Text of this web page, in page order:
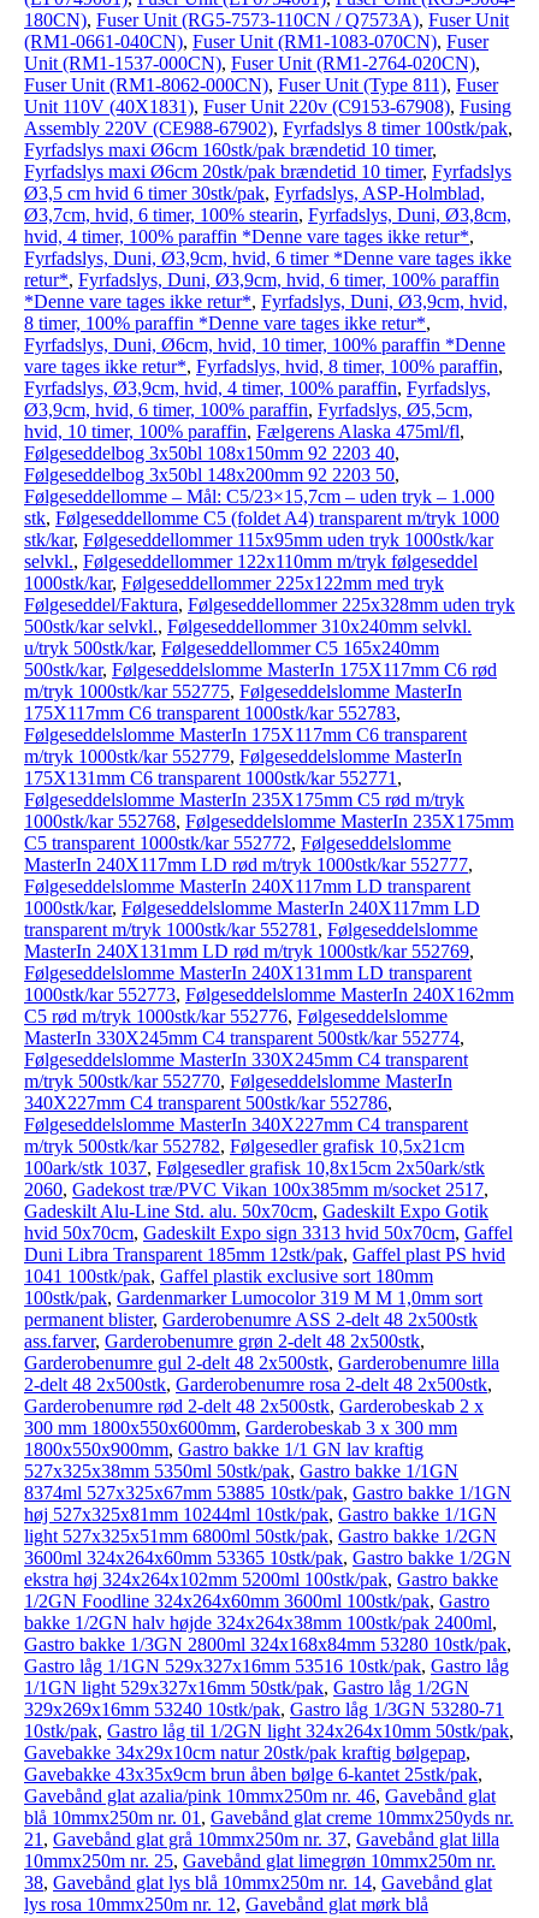
180CN), Fuser Unit (RG5-7573-110CN / Q7573A), Fuser Unit
(RM1-0661-040CN), Fuser Unit (RM1-1083-070CN), Fuser
Unit (RM1-1537-000CN), Fuser Unit (RM1-2764-020CN),
Fuser Unit (RM1-8062-000CN), Fuser Unit (Type 811), Fuser
Unit 110V (40X1831), Fuser Unit 220v (C9153-67908), Fusing
Assembly 220V (CE988-67902), Fyrfadslys 8 timer 100stk/pak,
Fyrfadslys maxi Ø6cm 160stk/pak brændetid 10 timer,
Fyrfadslys maxi Ø6cm 20stk/pak brændetid 10 timer, Fyrfadslys
Ø3,5 cm hvid 6 timer 30stk/pak, Fyrfadslys, ASP-Holmblad,
Ø3,7cm, hvid, 6 timer, 100% stearin, Fyrfadslys, Duni, Ø3,8cm,
hvid, 4 timer, 100% paraffin *Denne vare tages ikke retur*,
Fyrfadslys, Duni, Ø3,9cm, hvid, 6 timer *Denne vare tages ikke
retur*, Fyrfadslys, Duni, Ø3,9cm, hvid, 6 timer, 100% paraffin
*Denne vare tages ikke retur*, Fyrfadslys, Duni, Ø3,9cm, hvid,
8 timer, 100% paraffin *Denne vare tages ikke retur*,
Fyrfadslys, Duni, Ø6cm, hvid, 10 timer, 100% paraffin *Denne
vare tages ikke retur*, Fyrfadslys, hvid, 8 timer, 100% paraffin,
Fyrfadslys, Ø3,9cm, hvid, 4 timer, 100% paraffin, Fyrfadslys,
Ø3,9cm, hvid, 6 timer, 100% paraffin, Fyrfadslys, Ø5,5cm,
hvid, 10 timer, 100% paraffin, Fælgerens Alaska 475ml/fl,
Følgeseddelbog 3x50bl 108x150mm 92 2203 40,
Følgeseddelbog 3x50bl 148x200mm 92 2203 50,
Følgeseddellomme – Mål: C5/23×15,7cm – uden tryk – 1.000
stk, Følgeseddellomme C5 (foldet A4) transparent m/tryk 1000
stk/kar, Følgeseddellommer 115x95mm uden tryk 1000stk/kar
selvkl., Følgeseddellommer 122x110mm m/tryk følgeseddel
1000stk/kar, Følgeseddellommer 225x122mm med tryk
Følgeseddel/Faktura, Følgeseddellommer 225x328mm uden tryk
500stk/kar selvkl., Følgeseddellommer 310x240mm selvkl.
u/tryk 500stk/kar, Følgeseddellommer C5 165x240mm
500stk/kar, Følgeseddelslomme MasterIn 175X117mm C6 rød
m/tryk 1000stk/kar 552775, Følgeseddelslomme MasterIn
175X117mm C6 transparent 1000stk/kar 552783,
Følgeseddelslomme MasterIn 175X117mm C6 transparent
m/tryk 1000stk/kar 552779, Følgeseddelslomme MasterIn
175X131mm C6 transparent 1000stk/kar 552771 ,
Følgeseddelslomme MasterIn 235X175mm C5 rød m/tryk
1000stk/kar 552768, Følgeseddelslomme MasterIn 235X175mm
C5 transparent 1000stk/kar 552772, Følgeseddelslomme
MasterIn 240X117mm LD rød m/tryk 1000stk/kar 552777,
Følgeseddelslomme MasterIn 240X117mm LD transparent
1000stk/kar, Følgeseddelslomme MasterIn 240X117mm LD
transparent m/tryk 1000stk/kar 552781 , Følgeseddelslomme
MasterIn 240X131mm LD rød m/tryk 1000stk/kar 552769,
Følgeseddelslomme MasterIn 240X131mm LD transparent
1000stk/kar 552773, Følgeseddelslomme MasterIn 240X162mm
C5 rød m/tryk 1000stk/kar 552776, Følgeseddelslomme
MasterIn 330X245mm C4 transparent 500stk/kar 552774,
Følgeseddelslomme MasterIn 330X245mm C4 transparent
m/tryk 500stk/kar 552770, Følgeseddelslomme MasterIn
340X227mm C4 transparent 500stk/kar 552786,
Følgeseddelslomme MasterIn 340X227mm C4 transparent
m/tryk 500stk/kar 552782, Følgesedler grafisk 10,5x21cm
100ark/stk 1037, Følgesedler grafisk 10,8x15cm 2x50ark/stk
2060, Gadekost træ/PVC Vikan 100x385mm m/socket 2517,
Gadeskilt Alu-Line Std. alu. 50x70cm, Gadeskilt Expo Gotik
hvid 50x70cm, Gadeskilt Expo sign 3313 hvid 50x70cm, Gaffel
Duni Libra Transparent 185mm 12stk/pak, Gaffel plast PS hvid
1041 100stk/pak, Gaffel plastik exclusive sort 180mm
100stk/pak, Gardenmarker Lumocolor 319 M M 1,0mm sort
permanent blister, Garderobenumre ASS 2-delt 48 2x500stk
ass.farver, Garderobenumre grøn 2-delt 48 2x500stk,
Garderobenumre gul 2-delt 48 2x500stk, Garderobenumre lilla
2-delt 48 2x500stk, Garderobenumre rosa 2-delt 48 2x500stk,
Garderobenumre rød 2-delt 48 2x500stk, Garderobeskab 2 x
300 mm 1800x550x600mm, Garderobeskab 3 x 300 mm
1800x550x900mm, Gastro bakke 1/1 GN lav kraftig
527x325x38mm 5350ml 50stk/pak, Gastro bakke 1/1GN
8374ml 527x325x67mm 53885 10stk/pak, Gastro bakke 1/1GN
høj 527x325x81mm 10244ml 10stk/pak, Gastro bakke 1/1GN
light 527x325x51mm 6800ml 50stk/pak, Gastro bakke 1/2GN
3600ml 324x264x60mm 53365 10stk/pak, Gastro bakke 1/2GN
ekstra høj 324x264x102mm 5200ml 100stk/pak, Gastro bakke
1/2GN Foodline 324x264x60mm 3600ml 100stk/pak, Gastro
bakke 1/2GN halv højde 324x264x38mm 100stk/pak 2400ml,
Gastro bakke 1/3GN 2800ml 324x168x84mm 53280 10stk/pak,
Gastro låg 1/1GN 529x327x16mm 53516 10stk/pak, Gastro låg
1/1GN light 529x327x16mm 50stk/pak, Gastro låg 1/2GN
329x269x16mm 53240 10stk/pak, Gastro låg 1/3GN 53280-71
10stk/pak, Gastro låg til 1/2GN light 324x264x10mm 50stk/pak,
Gavebakke 34x29x10cm natur 20stk/pak kraftig bølgepap,
Gavebakke 43x35x9cm brun åben bølge 6-kantet 25stk/pak,
Gavebånd glat azalia/pink 10mmx250m nr. 46, Gavebånd glat
blå 10mmx250m nr. 01 , Gavebånd glat creme 10mmx250yds nr.
21 , Gavebånd glat grå 10mmx250m nr. 37, Gavebånd glat lilla
10mmx250m nr. 25, Gavebånd glat limegrøn 10mmx250m nr.
38, Gavebånd glat lys blå 10mmx250m nr. 14, Gavebånd glat
lys rosa 10mmx250m nr. 12, Gavebånd glat mørk blå